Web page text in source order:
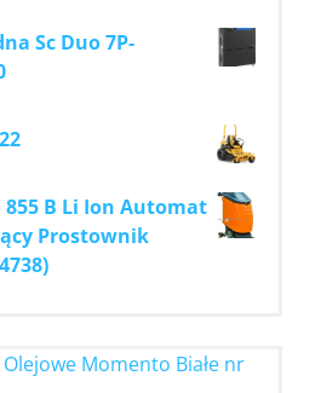
Sc Duo 7P-
855 B Li Ion Automat
Prostownik
Olejowe Momento Białe nr